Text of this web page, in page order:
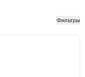
Фильтры